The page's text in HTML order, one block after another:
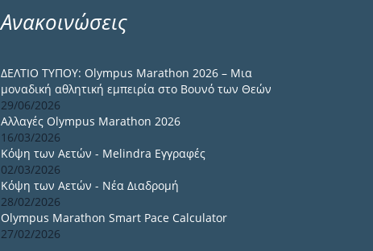
Ανακοινώσεις
ΔΕΛΤΙΟ ΤΥΠΟΥ: Olympus Marathon 2026 – Μια
μοναδική αθλητική εμπειρία στο Βουνό των Θεών
29/06/2026
Αλλαγές Olympus Marathon 2026
16/03/2026
Κόψη των Αετών - Melindra Εγγραφές
02/03/2026
Κόψη των Αετών - Νέα Διαδρομή
28/02/2026
Olympus Marathon Smart Pace Calculator
27/02/2026